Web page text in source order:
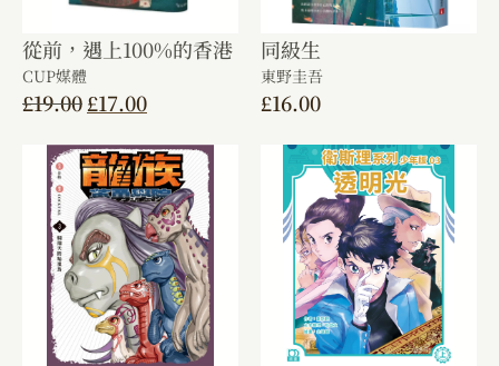
從前，遇上100%的香港
CUP媒體
£19.00£17.00
同級生
東野圭吾
£16.00